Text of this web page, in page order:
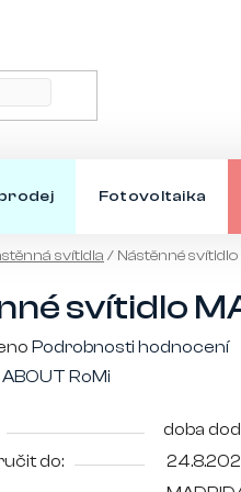
Fotovoltaika
svítidla / Nástěnné svítidlo
svítidlo
Podrobnosti hodnocení
ABOUT RoMi
doba
do: